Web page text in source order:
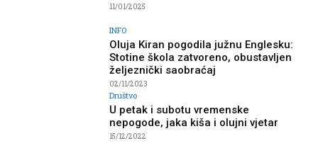
11/01/2025
INFO
Oluja Kiran pogodila južnu Englesku:
Stotine škola zatvoreno, obustavljen
željeznički saobraćaj
02/11/2023
Društvo
U petak i subotu vremenske
nepogode, jaka kiša i olujni vjetar
15/12/2022